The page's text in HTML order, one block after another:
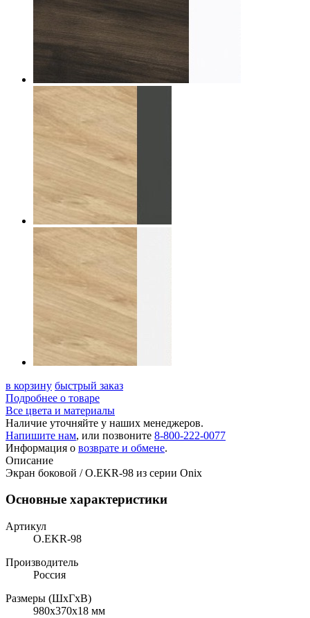
в корзину быстрый заказ
Подробнее о товаре
Все цвета и материалы
Наличие уточняйте у наших менеджеров.
Напишите нам, или позвоните 8-800-222-0077
Информация о возврате и обмене.
Описание
Экран боковой / O.EKR-98 из серии Onix
Основные характеристики
Артикул
O.EKR-98
Производитель
Россия
Размеры (ШхГхВ)
980x370x18 мм